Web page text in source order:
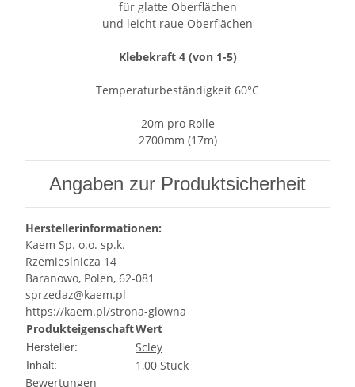
für glatte Oberflächen
und leicht raue Oberflächen
Klebekraft 4 (von 1-5)
Temperaturbeständigkeit 60°C
20m pro Rolle
2700mm (17m)
Angaben zur Produktsicherheit
Herstellerinformationen:
Kaem Sp. o.o. sp.k.
Rzemieslnicza 14
Baranowo, Polen, 62-081
sprzedaz@kaem.pl
https://kaem.pl/strona-glowna
ProdukteigenschaftWert
Hersteller: Scley
Inhalt:
1,00 Stück
Bewertungen